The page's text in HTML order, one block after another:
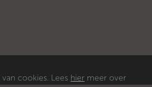
cookies. Lees hier meer over